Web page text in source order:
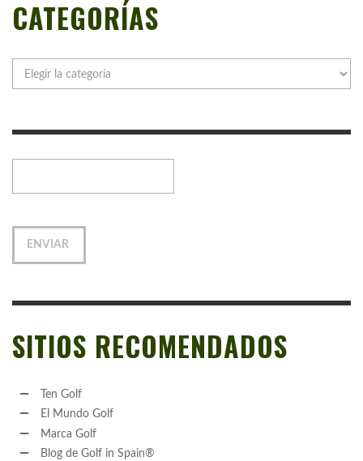
CATEGORÍAS
SITIOS RECOMENDADOS
Ten Golf
El Mundo Golf
Marca Golf
Blog de Golf in Spain®